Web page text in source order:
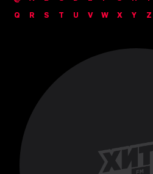
Q
R S T U V W X Y Z